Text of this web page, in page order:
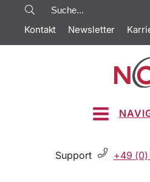
Kontakt Newsletter
Support +49 (0)